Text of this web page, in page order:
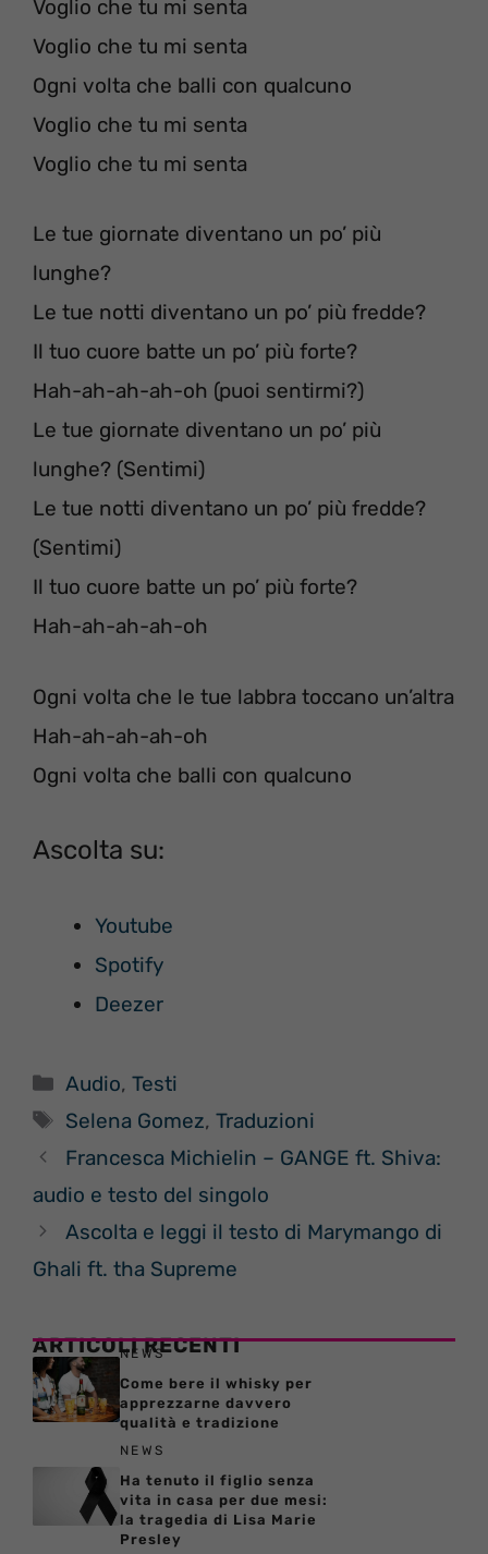
Voglio che tu mi senta
Voglio che tu mi senta
Ogni volta che balli con qualcuno
Voglio che tu mi senta
Voglio che tu mi senta
Le tue giornate diventano un po’ più
lunghe?
Le tue notti diventano un po’ più fredde?
Il tuo cuore batte un po’ più forte?
Hah-ah-ah-ah-oh (puoi sentirmi?)
Le tue giornate diventano un po’ più
lunghe? (Sentimi)
Le tue notti diventano un po’ più fredde?
(Sentimi)
Il tuo cuore batte un po’ più forte?
Hah-ah-ah-ah-oh
Ogni volta che le tue labbra toccano un’altra
Hah-ah-ah-ah-oh
Ogni volta che balli con qualcuno
Ascolta su:
Youtube
Spotify
Deezer
Categorie
Audio,Testi
Tag
Selena Gomez,Traduzioni
Francesca Michielin – GANGE ft. Shiva:
audio e testo del singolo
Ascolta e leggi il testo di Marymango di
Ghali ft. tha Supreme
ARTICOLI RECENTI
NEWS
Come bere il whisky per
apprezzarne davvero
qualità e tradizione
NEWS
Ha tenuto il figlio senza
vita in casa per due mesi:
la tragedia di Lisa Marie
Presley